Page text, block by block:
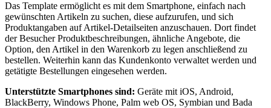
Das Template ermöglicht es mit dem Smartphone, einfach nach
gewünschten Artikeln zu suchen, diese aufzurufen, und sich
Produktangaben auf Artikel-Detailseiten anzuschauen. Dort findet
der Besucher Produktbeschreibungen, ähnliche Angebote, die
Option, den Artikel in den Warenkorb zu legen anschließend zu
bestellen. Weiterhin kann das Kundenkonto verwaltet werden und
getätigte Bestellungen eingesehen werden.
Unterstützte Smartphones sind: Geräte mit iOS, Android,
BlackBerry, Windows Phone, Palm web OS, Symbian und Bada